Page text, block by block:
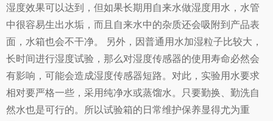
湿度效果可以达到，但如果长期用自来水做湿度用水，水管
中很容易生出水垢，而且自来水中的杂质还会吸附到 产品表
面，水箱也会不干净。 另外，因普通用水加湿粒子比较大，
长时间进行湿度试验 ，那么对湿度传感器的使用寿命必然会
有影响，可能会造成湿度传感器短路。对此，实验用水要求
相对要严格一些，采用纯净水或蒸馏水。只要勤换、勤洗自
然水也是可行的。所以试验箱的日常维护保养显得尤为重